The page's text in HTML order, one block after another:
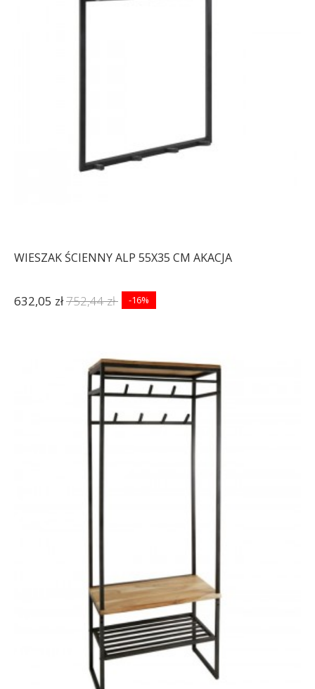
WIESZAK ŚCIENNY ALP 55X35 CM AKACJA
632,05 zł752,44 zł -16%